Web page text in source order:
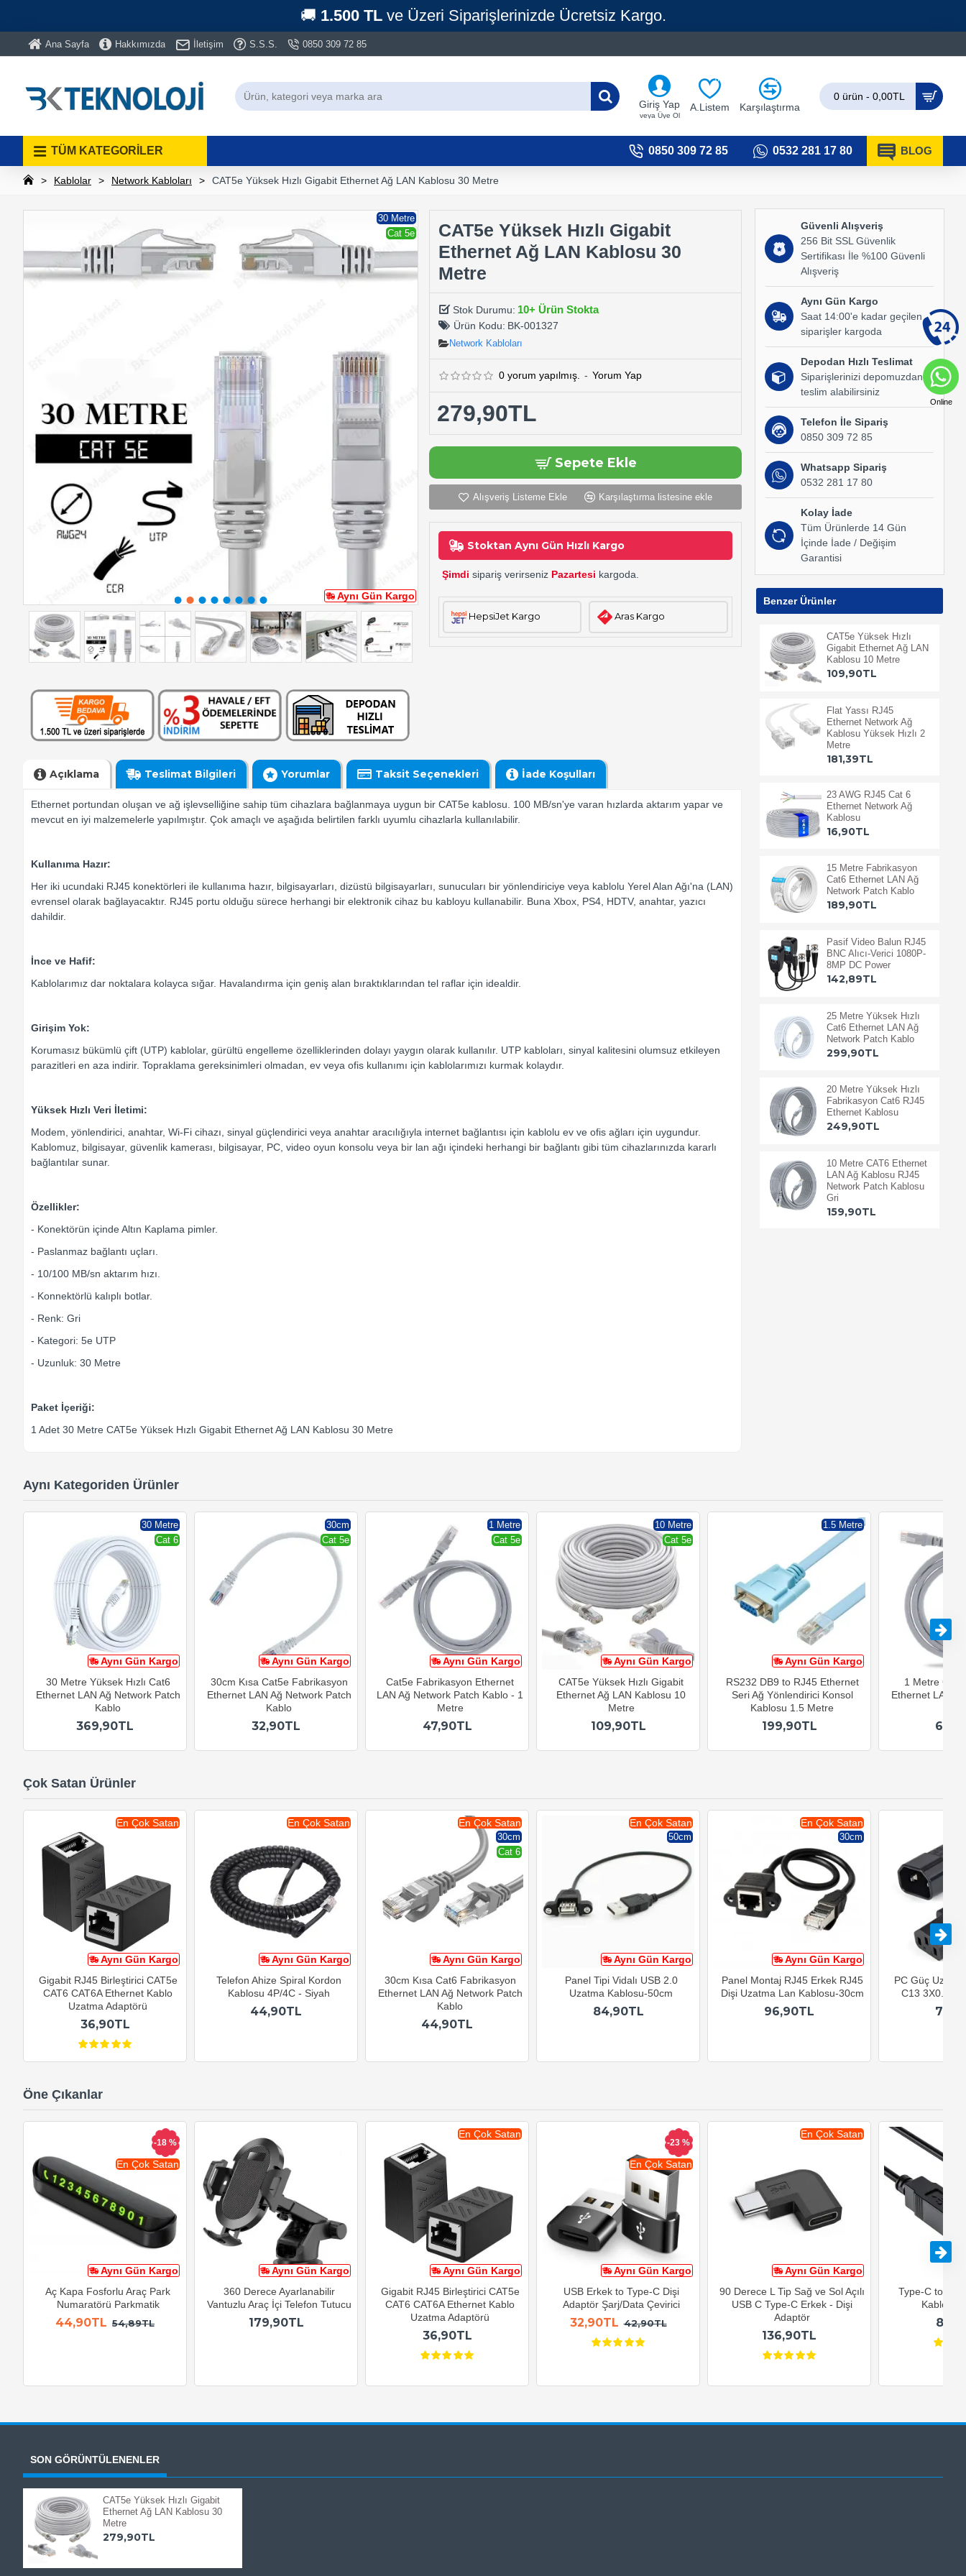
🚚 1.500 TLve Üzeri Siparişlerinizde Ücretsiz Kargo.
Ana Sayfa Hakkımızda İletişim S.S.S. 0850 309 72 85
Giriş Yap
veya Üye Ol
A.Listem
0
Karşılaştırma
0
0 ürün - 0,00TL
TÜM KATEGORİLER 0850 309 72 85 0532 281 17 80 BLOG
Kablolar Network Kabloları CAT5e Yüksek Hızlı Gigabit Ethernet Ağ LAN Kablosu 30 Metre
Aynı Gün Kargo
30 Metre
Cat 5e
CAT5e Yüksek Hızlı Gigabit
Ethernet Ağ LAN Kablosu 30
Metre
Stok Durumu: 10+ Ürün Stokta
Ürün Kodu: BK-001327
Network Kabloları
0 yorum yapılmış. - Yorum Yap
279,90TL
Sepete Ekle
Alışveriş Listeme Ekle Karşılaştırma listesine ekle
Stoktan Aynı Gün Hızlı Kargo
Şimdi sipariş verirseniz Pazartesi kargoda.
HepsiJet Kargo Aras Kargo
Açıklama Teslimat Bilgileri Yorumlar Taksit Seçenekleri İade Koşulları
Ethernet portundan oluşan ve ağ işlevselliğine sahip tüm cihazlara bağlanmaya uygun bir CAT5e kablosu. 100 MB/sn'ye varan hızlarda aktarım yapar ve
mevcut en iyi malzemelerle yapılmıştır. Çok amaçlı ve aşağıda belirtilen farklı uyumlu cihazlarla kullanılabilir.
Kullanıma Hazır:
Her iki ucundaki RJ45 konektörleri ile kullanıma hazır, bilgisayarları, dizüstü bilgisayarları, sunucuları bir yönlendiriciye veya kablolu Yerel Alan Ağı'na (LAN)
evrensel olarak bağlayacaktır. RJ45 portu olduğu sürece herhangi bir elektronik cihaz bu kabloyu kullanabilir. Buna Xbox, PS4, HDTV, anahtar, yazıcı
dahildir.
İnce ve Hafif:
Kablolarımız dar noktalara kolayca sığar. Havalandırma için geniş alan bıraktıklarından tel raflar için idealdir.
Girişim Yok:
Korumasız bükümlü çift (UTP) kablolar, gürültü engelleme özelliklerinden dolayı yaygın olarak kullanılır. UTP kabloları, sinyal kalitesini olumsuz etkileyen
parazitleri en aza indirir. Topraklama gereksinimleri olmadan, ev veya ofis kullanımı için kablolarımızı kurmak kolaydır.
Yüksek Hızlı Veri İletimi:
Modem, yönlendirici, anahtar, Wi-Fi cihazı, sinyal güçlendirici veya anahtar aracılığıyla internet bağlantısı için kablolu ev ve ofis ağları için uygundur.
Kablomuz, bilgisayar, güvenlik kamerası, bilgisayar, PC, video oyun konsolu veya bir lan ağı içindeki herhangi bir bağlantı gibi tüm cihazlarınızda kararlı
bağlantılar sunar.
Özellikler:
- Konektörün içinde Altın Kaplama pimler.
- Paslanmaz bağlantı uçları.
- 10/100 MB/sn aktarım hızı.
- Konnektörlü kalıplı botlar.
- Renk: Gri
- Kategori: 5e UTP
- Uzunluk: 30 Metre
Paket İçeriği:
1 Adet 30 Metre CAT5e Yüksek Hızlı Gigabit Ethernet Ağ LAN Kablosu 30 Metre
Güvenli Alışveriş
256 Bit SSL Güvenlik
Sertifikası İle %100 Güvenli
Alışveriş
Aynı Gün Kargo
Saat 14:00'e kadar geçilen
siparişler kargoda
Depodan Hızlı Teslimat
Siparişlerinizi depomuzdan
teslim alabilirsiniz
Telefon İle Sipariş
0850 309 72 85
Whatsapp Sipariş
0532 281 17 80
Kolay İade
Tüm Ürünlerde 14 Gün
İçinde İade / Değişim
Garantisi
Benzer Ürünler
CAT5e Yüksek Hızlı
Gigabit Ethernet Ağ LAN
Kablosu 10 Metre
109,90TL
Flat Yassı RJ45
Ethernet Network Ağ
Kablosu Yüksek Hızlı 2
Metre
181,39TL
23 AWG RJ45 Cat 6
Ethernet Network Ağ
Kablosu
16,90TL
15 Metre Fabrikasyon
Cat6 Ethernet LAN Ağ
Network Patch Kablo
189,90TL
Pasif Video Balun RJ45
BNC Alıcı-Verici 1080P-
8MP DC Power
142,89TL
25 Metre Yüksek Hızlı
Cat6 Ethernet LAN Ağ
Network Patch Kablo
299,90TL
20 Metre Yüksek Hızlı
Fabrikasyon Cat6 RJ45
Ethernet Kablosu
249,90TL
10 Metre CAT6 Ethernet
LAN Ağ Kablosu RJ45
Network Patch Kablosu
Gri
159,90TL
Aynı Kategoriden Ürünler
Aynı Gün Kargo
30 Metre
Cat 6
30 Metre Yüksek Hızlı Cat6
Ethernet LAN Ağ Network Patch
Kablo
369,90TL
Aynı Gün Kargo
30cm
Cat 5e
30cm Kısa Cat5e Fabrikasyon
Ethernet LAN Ağ Network Patch
Kablo
32,90TL
Aynı Gün Kargo
1 Metre
Cat 5e
Cat5e Fabrikasyon Ethernet
LAN Ağ Network Patch Kablo - 1
Metre
47,90TL
Aynı Gün Kargo
10 Metre
Cat 5e
CAT5e Yüksek Hızlı Gigabit
Ethernet Ağ LAN Kablosu 10
Metre
109,90TL
Aynı Gün Kargo
1.5 Metre
RS232 DB9 to RJ45 Ethernet
Seri Ağ Yönlendirici Konsol
Kablosu 1.5 Metre
199,90TL
1 Metre
Ethernet LAN
Çok Satan Ürünler
Aynı Gün Kargo
En Çok Satan
Gigabit RJ45 Birleştirici CAT5e
CAT6 CAT6A Ethernet Kablo
Uzatma Adaptörü
36,90TL
Aynı Gün Kargo
En Çok Satan
Telefon Ahize Spiral Kordon
Kablosu 4P/4C - Siyah
44,90TL
Aynı Gün Kargo
En Çok Satan
30cm
Cat 6
30cm Kısa Cat6 Fabrikasyon
Ethernet LAN Ağ Network Patch
Kablo
44,90TL
Aynı Gün Kargo
En Çok Satan
50cm
Panel Tipi Vidalı USB 2.0
Uzatma Kablosu-50cm
84,90TL
Aynı Gün Kargo
En Çok Satan
30cm
Panel Montaj RJ45 Erkek RJ45
Dişi Uzatma Lan Kablosu-30cm
96,90TL
PC Güç
C13
Öne Çıkanlar
Aynı Gün Kargo
En Çok Satan
-18 %
Aç Kapa Fosforlu Araç Park
Numaratörü Parkmatik
44,90TL 54,89TL
Aynı Gün Kargo
360 Derece Ayarlanabilir
Vantuzlu Araç İçi Telefon Tutucu
179,90TL
Aynı Gün Kargo
En Çok Satan
Gigabit RJ45 Birleştirici CAT5e
CAT6 CAT6A Ethernet Kablo
Uzatma Adaptörü
36,90TL
Aynı Gün Kargo
En Çok Satan
-23 %
USB Erkek to Type-C Dişi
Adaptör Şarj/Data Çevirici
32,90TL 42,90TL
Aynı Gün Kargo
En Çok Satan
90 Derece L Tip Sağ ve Sol Açılı
USB C Type-C Erkek - Dişi
Adaptör
136,90TL
Type-C to
Kablosu
SON GÖRÜNTÜLENENLER
CAT5e Yüksek Hızlı Gigabit
Ethernet Ağ LAN Kablosu 30
Metre
279,90TL
Online